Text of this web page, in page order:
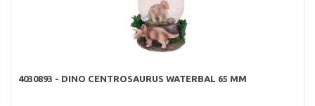
4030893 - DINO CENTROSAURUS WATERBAL 65 MM